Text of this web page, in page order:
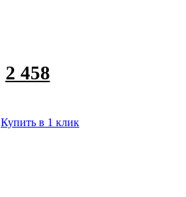
2 458
Купить в 1 клик